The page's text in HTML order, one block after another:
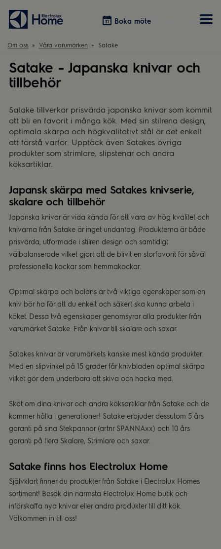
Boka möte
Våra kök
Inspiration
Förvaring
Välja garderobslösning
Vitvaror
Tvätt & Tork
Dammsugare
Övrigt
Om oss Våra varumärken Satake
Satake - Japanska knivar och
tillbehör
Satake tillverkar prisvärda japanska knivar som kommit
att bli en favorit i många kök. Med sin stilrena design,
optimala skärpa och högkvalitativt stål är det enkelt
att förstå varför. Upptäck även Satakes övriga
produkter som strimlare, slipstenar och andra
köksartiklar.
Japansk skärpa med Satakes knivserie,
skalare och tillbehör
Japanska knivar är vida kända för att vara av hög kvalitet och
knivarna från Satake är inget undantag. Produkterna är både
prisvärda, utformade i stilren design och samtidigt
välbalanserade vilket gjort att de blivit en storfavorit för såväl
professionella kockar som hemmakockar.
Optimal skärpa och balans är två viktiga egenskaper som en
kniv bör ha för att du enkelt och säkert ska kunna arbeta i
köket. Dessa två egenskaper genomsyrar alla produkter från
varumärket Satake. Från knivar till skalare och saxar.
Satakes knivar är varumärkets kanske mest kända produkter.
Med en slipvinkel på 15 grader får knivbladen optimal skärpa
vilket gör dem underbara att skiva och hacka med.
Sköt om dina knivar och andra köksartiklar från Satake och de
kommer hålla i generationer! Satake erbjuder dessutom 5 års
garanti på sina Stekpannor (artnr SPANNAxx) och 10 års
garanti på flera Skalare, Strimlare och saxar.
Satake finns hos Electrolux Home
Självklart finner du produkter från Satake i Electrolux Homes
sortiment! Besök din närmsta Electrolux Home butik och
införskaffa nya knivar eller andra produkter till ditt kök.
Välkommen in till oss!